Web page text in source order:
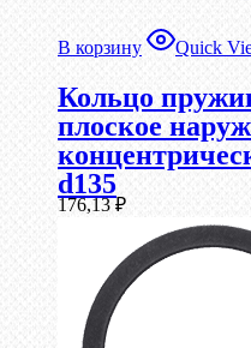
В корзину Quick
Кольцо
плоское
d135
176,13₽